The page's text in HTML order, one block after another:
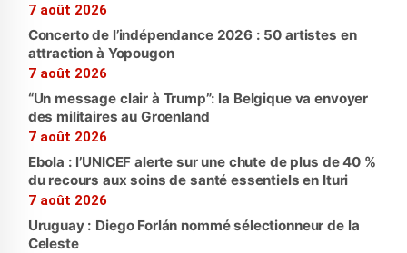
7 août 2026
Concerto de l’indépendance 2026 : 50 artistes en
attraction à Yopougon
7 août 2026
“Un message clair à Trump”: la Belgique va envoyer
des militaires au Groenland
7 août 2026
Ebola : l’UNICEF alerte sur une chute de plus de 40 %
du recours aux soins de santé essentiels en Ituri
7 août 2026
Uruguay : Diego Forlán nommé sélectionneur de la
Celeste